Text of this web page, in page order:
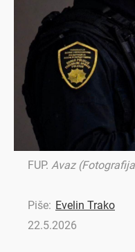
FUP. Avaz
Piše: Evelin Trako
22.5.2026